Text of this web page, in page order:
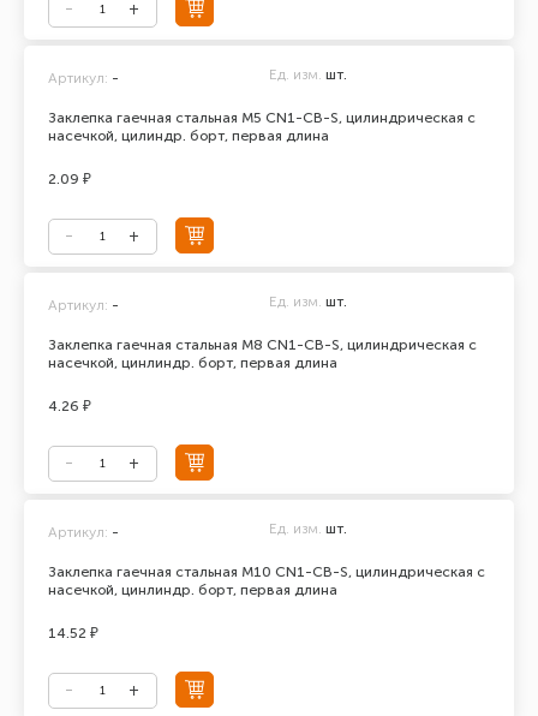
Заклепка гаечная стальная М5 CN1-CB-S, цилиндрическая с
насечкой, цилиндр. борт, первая длина
Артикул: - Ед. изм. шт.
2.09 ₽
Заклепка гаечная стальная М8 CN1-CB-S, цилиндрическая с
насечкой, цинлиндр. борт, первая длина
Артикул: - Ед. изм. шт.
4.26 ₽
Заклепка гаечная стальная М10 CN1-CB-S, цилиндрическая с
насечкой, цинлиндр. борт, первая длина
Артикул: - Ед. изм. шт.
14.52 ₽